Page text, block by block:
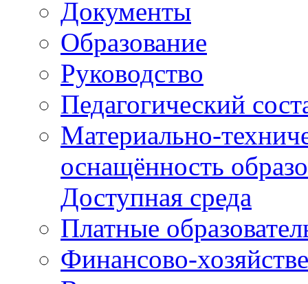
Документы
Образование
Руководство
Педагогический
Материально-
оснащённость
Доступная среда
Платные
Финансово-